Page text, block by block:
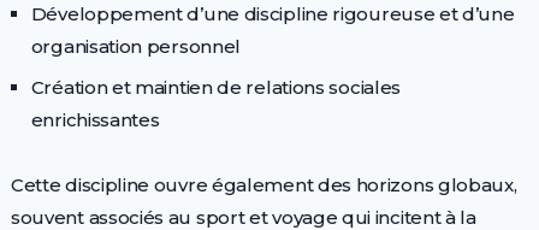
Développement d’une discipline rigoureuse et d’une
organisation personnel
Création et maintien de relations sociales
enrichissantes
Cette discipline ouvre également des horizons globaux,
souvent associés au sport et voyage qui incitent à la